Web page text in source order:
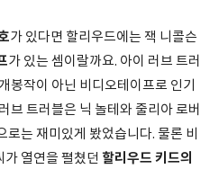
가 있다면 할리우드에는 잭 니콜슨
가 있는 셈이랄까요. 아이 러브 트러
봉작이 아닌 비디오테이프로 인기
브 트러블은 닉 놀테와 줄리아 로버
는 재미있게 봤었습니다. 물론 비
열연을 펼쳤던 할리우드 키드의